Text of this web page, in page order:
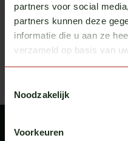
partners voor social
partners kunnen deze
informatie die u aan ze
verzameld op basis van
Noodzakelijk
Voorkeuren
€ 79,00exkl. MwSt.
Zuletzt angesehen